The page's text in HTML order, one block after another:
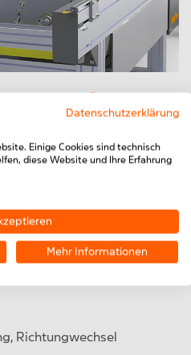
auf einen
auch von der Unterseite
Polyethylen
Richtungwechsel
Datenschutzerklärung
Einige Cookies sind technisch
diese Website und Ihre Erfahrung
Mehr Informationen